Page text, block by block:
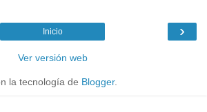
›
Inicio
Ver versión web
la tecnología de Blogger.